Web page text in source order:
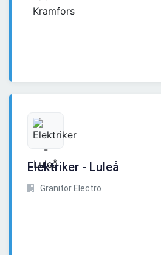
Elektriker - Luleå
Granitor Electro